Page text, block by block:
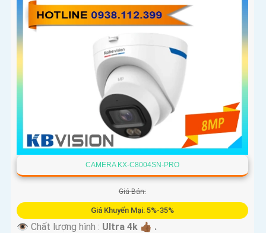
CAMERA KX-C8004SN-PRO
Giá Bán:
Giá Khuyến Mại: 5%-35%
👁 Chất lượng hình : Ultra 4k 👍🏾 .